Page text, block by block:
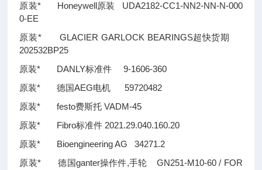
原装* Honeywell原装 UDA2182-CC1-NN2-NN-N-000
0-EE
原装* GLACIER GARLOCK BEARINGS超快货期
202532BP25
原装* DANLY标准件 9-1606-360
原装* 德国AEG电机 59720482
原装* festo费斯托 VADM-45
原装* Fibro标准件 2021.29.040.160.20
原装* Bioengineering AG 34271.2
原装* 德国ganter操作件,手轮 GN251-M10-60 / FOR